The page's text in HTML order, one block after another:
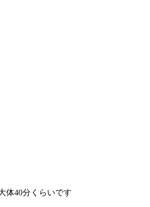
体40分くらいです